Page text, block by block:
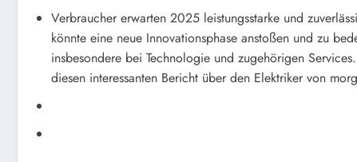
Verbraucher erwarten 2025 leistungsstarke und
könnte eine neue Innovationsphase anstoßen und zu
insbesondere bei Technologie und zugehörigen
diesen interessanten Bericht über den Elektriker von